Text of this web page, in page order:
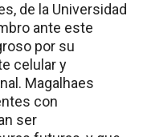
de la Universidad
ante este
por su
celular y
Magalhaes
con
ser